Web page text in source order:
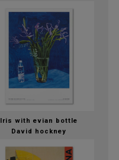
Iris with evian bottle
David hockney